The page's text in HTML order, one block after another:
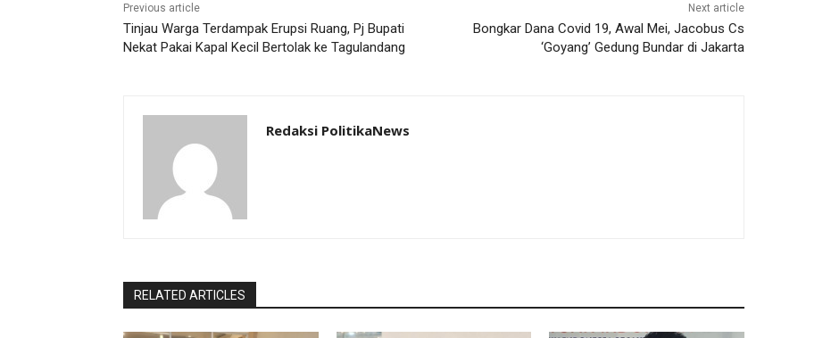
Previous article
Tinjau Warga Terdampak Erupsi Ruang, Pj Bupati
Nekat Pakai Kapal Kecil Bertolak ke Tagulandang
Next article
Bongkar Dana Covid 19, Awal Mei, Jacobus Cs
‘Goyang’ Gedung Bundar di Jakarta
Redaksi PolitikaNews
RELATED ARTICLES